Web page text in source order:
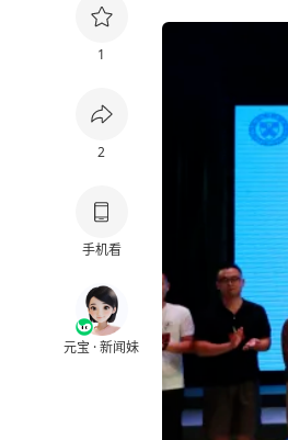
1
2
手机看
元宝 · 新闻妹